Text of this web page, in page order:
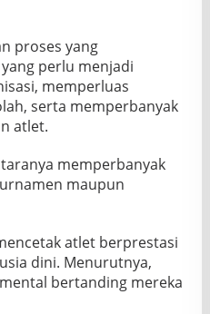
proses yang
perlu menjadi
memperluas
serta memperbanyak
atlet.
memperbanyak
maupun
atlet berprestasi
dini. Menurutnya,
bertanding mereka